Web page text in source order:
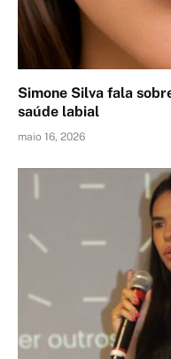
Simone Silva fala
saúde labial
maio 16, 2026